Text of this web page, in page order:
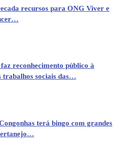
recursos para ONG Viver e
reconhecimento público à
trabalhos sociais das…
terá bingo com grandes